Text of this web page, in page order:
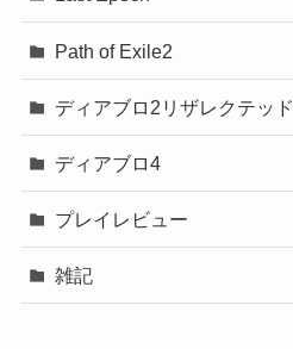
Path of Exile2
ディアブロ2リザレクテッド
ディアブロ4
プレイレビュー
雑記